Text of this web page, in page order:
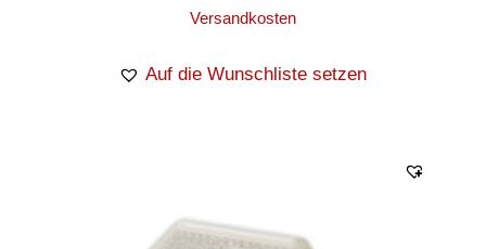
Versandkosten
Auf die Wunschliste setzen